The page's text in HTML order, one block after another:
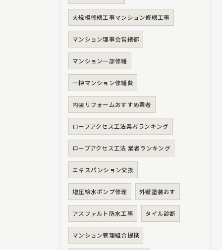
大規模修繕工事マンション修繕工事
マンション理事会営繕部
マンション一部修繕
一棟マンション修繕費
内装リフォームおすすめ業者
ロープアクセス工法業者ランキング
ロープアクセス工法 業者ランキング
エキスパンション交換
増圧給水ポンプ修理 外壁塗装おす
アスファルト防水工事 タイル診断
マンション管理組合提携